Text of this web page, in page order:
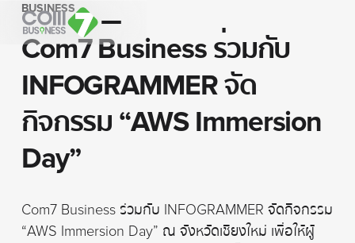
BUSINESS
Com7 Business ร่วมกับ
INFOGRAMMER จัด
กิจกรรม “AWS Immersion
Day”
Com7 Business ร่วมกับ INFOGRAMMER จัดกิจกรรม
“AWS Immersion Day” ณ จังหวัดเชียงใหม่ เพื่อให้ผู้